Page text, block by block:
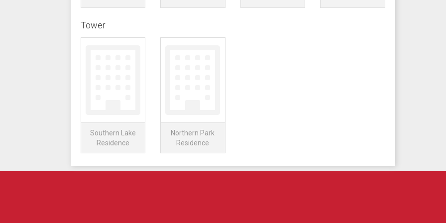
Tower
Southern Lake
Residence
Northern Park
Residence